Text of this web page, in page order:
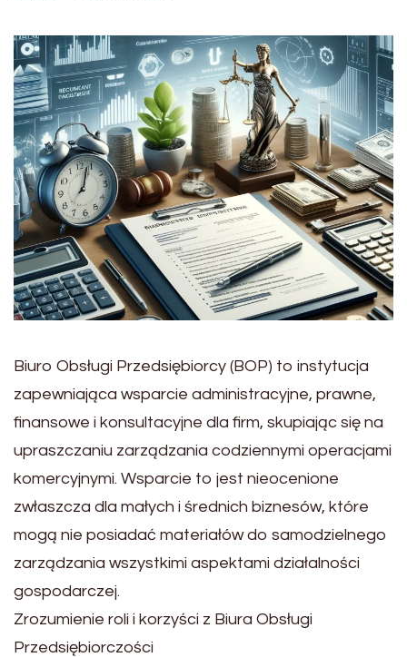
Biuro Obsługi Przedsiębiorcy (BOP) to instytucja
zapewniająca wsparcie administracyjne, prawne,
finansowe i konsultacyjne dla firm, skupiając się na
upraszczaniu zarządzania codziennymi operacjami
komercyjnymi. Wsparcie to jest nieocenione
zwłaszcza dla małych i średnich biznesów, które
mogą nie posiadać materiałów do samodzielnego
zarządzania wszystkimi aspektami działalności
gospodarczej.
Zrozumienie roli i korzyści z Biura Obsługi
Przedsiębiorczości